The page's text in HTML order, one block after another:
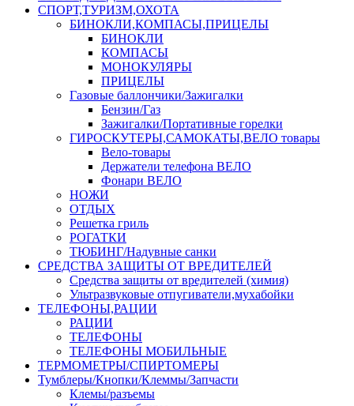
СПОРТ,ТУРИЗМ,ОХОТА
БИНОКЛИ,КОМПАСЫ,ПРИЦЕЛЫ
БИНОКЛИ
КОМПАСЫ
МОНОКУЛЯРЫ
ПРИЦЕЛЫ
Газовые баллончики/Зажигалки
Бензин/Газ
Зажигалки/Портативные горелки
ГИРОСКУТЕРЫ,САМОКАТЫ,ВЕЛО товары
Вело-товары
Держатели телефона ВЕЛО
Фонари ВЕЛО
НОЖИ
ОТДЫХ
Решетка гриль
РОГАТКИ
ТЮБИНГ/Надувные санки
СРЕДСТВА ЗАЩИТЫ ОТ ВРЕДИТЕЛЕЙ
Средства защиты от вредителей (химия)
Ультразвуковые отпугиватели,мухабойки
ТЕЛЕФОНЫ,РАЦИИ
РАЦИИ
ТЕЛЕФОНЫ
ТЕЛЕФОНЫ МОБИЛЬНЫЕ
ТЕРМОМЕТРЫ/СПИРТОМЕРЫ
Тумблеры/Кнопки/Клеммы/Запчасти
Клемы/разъемы